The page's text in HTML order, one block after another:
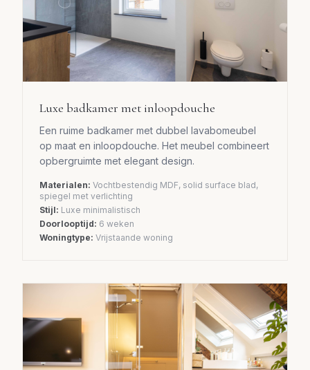
Luxe badkamer met inloopdouche
Een ruime badkamer met dubbel lavabomeubel
op maat en inloopdouche. Het meubel combineert
opbergruimte met elegant design.
Materialen: Vochtbestendig MDF, solid surface blad,
spiegel met verlichting
Stijl: Luxe minimalistisch
Doorlooptijd: 6 weken
Woningtype: Vrijstaande woning